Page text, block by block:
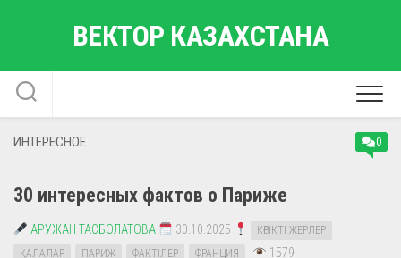
ВЕКТОР КАЗАХСТАНА
ИНТЕРЕСНОЕ 0
30 интересных фактов о Париже
АРУЖАН ТАСБОЛАТОВА 30.10.2025
КӨРІКТІ ЖЕРЛЕР
ҚАЛАЛАР
ПАРИЖ ФАКТІЛЕР ФРАНЦИЯ 1579